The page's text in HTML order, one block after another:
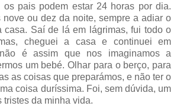
os pais podem estar 24 horas por dia.
nove ou dez da noite, sempre a adiar o
casa. Saí de lá em lágrimas, fui todo o
cheguei a casa e continuei em
é assim que nos imaginamos a
um bebé. Olhar para o berço, para
as coisas que preparámos, e não ter o
coisa duríssima. Foi, sem dúvida, um
tristes da minha vida.